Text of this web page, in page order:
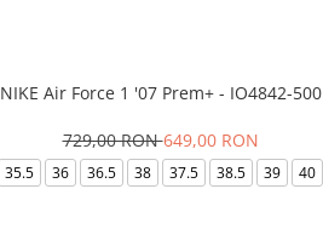
NIKE Air Force 1 '07 Prem+ - IO4842-500
729,00 RON649,00 RON
35.5 36 36.5 38 37.5 38.5 39 40